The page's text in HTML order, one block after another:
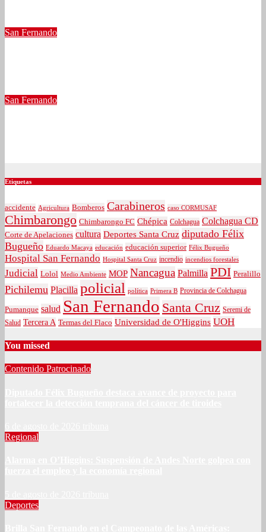
San Fernando
San Fernando
Etiquetas
accidente Agricultura Bomberos Carabineros caso CORMUSAF
Chimbarongo Chimbarongo FC Chépica Colchagua Colchagua CD
Corte de Apelaciones cultura Deportes Santa Cruz diputado Félix
Bugueño Eduardo Macaya educación educación superior Félix Bugueño
Hospital San Fernando Hospital Santa Cruz incendio incendios forestales
Judicial Lolol Medio Ambiente MOP Nancagua Palmilla PDI Peralillo
Pichilemu Placilla policial política Primera B Provincia de Colchagua
Pumanque salud San Fernando Santa Cruz Seremi de
Salud Tercera A Termas del Flaco Universidad de O'Higgins UOH
You missed
Contenido Patrocinado
Regional
Deportes